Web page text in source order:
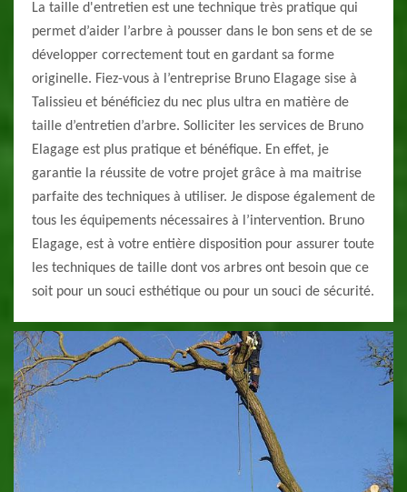
La taille d'entretien est une technique très pratique qui
permet d’aider l’arbre à pousser dans le bon sens et de se
développer correctement tout en gardant sa forme
originelle. Fiez-vous à l’entreprise Bruno Elagage sise à
Talissieu et bénéficiez du nec plus ultra en matière de
taille d’entretien d’arbre. Solliciter les services de Bruno
Elagage est plus pratique et bénéfique. En effet, je
garantie la réussite de votre projet grâce à ma maitrise
parfaite des techniques à utiliser. Je dispose également de
tous les équipements nécessaires à l’intervention. Bruno
Elagage, est à votre entière disposition pour assurer toute
les techniques de taille dont vos arbres ont besoin que ce
soit pour un souci esthétique ou pour un souci de sécurité.